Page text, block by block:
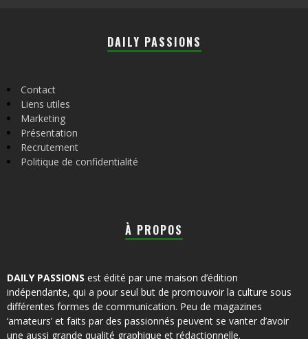
DAILY PASSIONS
Contact
Liens utiles
Marketing
Présentation
Recrutement
Politique de confidentialité
À PROPOS
DAILY PASSIONS est édité par une maison d’édition
indépendante, qui a pour seul but de promouvoir la culture sous
différentes formes de communication. Peu de magazines
‘amateurs’ et faits par des passionnés peuvent se vanter d’avoir
une aussi grande qualité graphique et rédactionnelle.